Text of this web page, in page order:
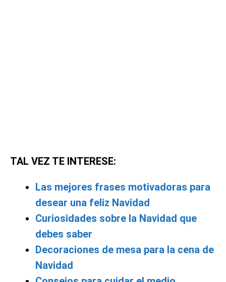
TAL VEZ TE INTERESE:
Las mejores frases motivadoras para
desear una feliz Navidad
Curiosidades sobre la Navidad que
debes saber
Decoraciones de mesa para la cena de
Navidad